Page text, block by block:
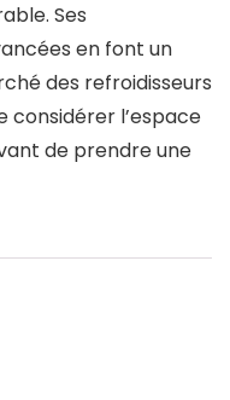
Ses
en font un
des refroidisseurs
considérer l’espace
de prendre une